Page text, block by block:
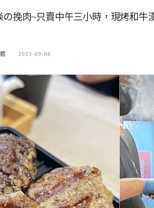
の挽肉~只賣中午三小時，現烤和牛
2023-09-06